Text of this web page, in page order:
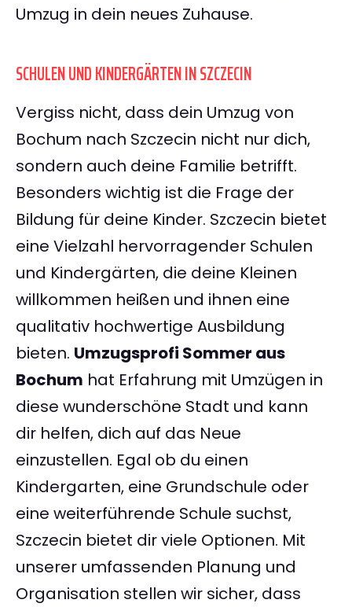
Umzug in dein neues Zuhause.
SCHULEN UND KINDERGÄRTEN IN SZCZECIN
Vergiss nicht, dass dein Umzug von
Bochum nach Szczecin nicht nur dich,
sondern auch deine Familie betrifft.
Besonders wichtig ist die Frage der
Bildung für deine Kinder. Szczecin bietet
eine Vielzahl hervorragender Schulen
und Kindergärten, die deine Kleinen
willkommen heißen und ihnen eine
qualitativ hochwertige Ausbildung
bieten. Umzugsprofi Sommer aus
Bochum hat Erfahrung mit Umzügen in
diese wunderschöne Stadt und kann
dir helfen, dich auf das Neue
einzustellen. Egal ob du einen
Kindergarten, eine Grundschule oder
eine weiterführende Schule suchst,
Szczecin bietet dir viele Optionen. Mit
unserer umfassenden Planung und
Organisation stellen wir sicher, dass